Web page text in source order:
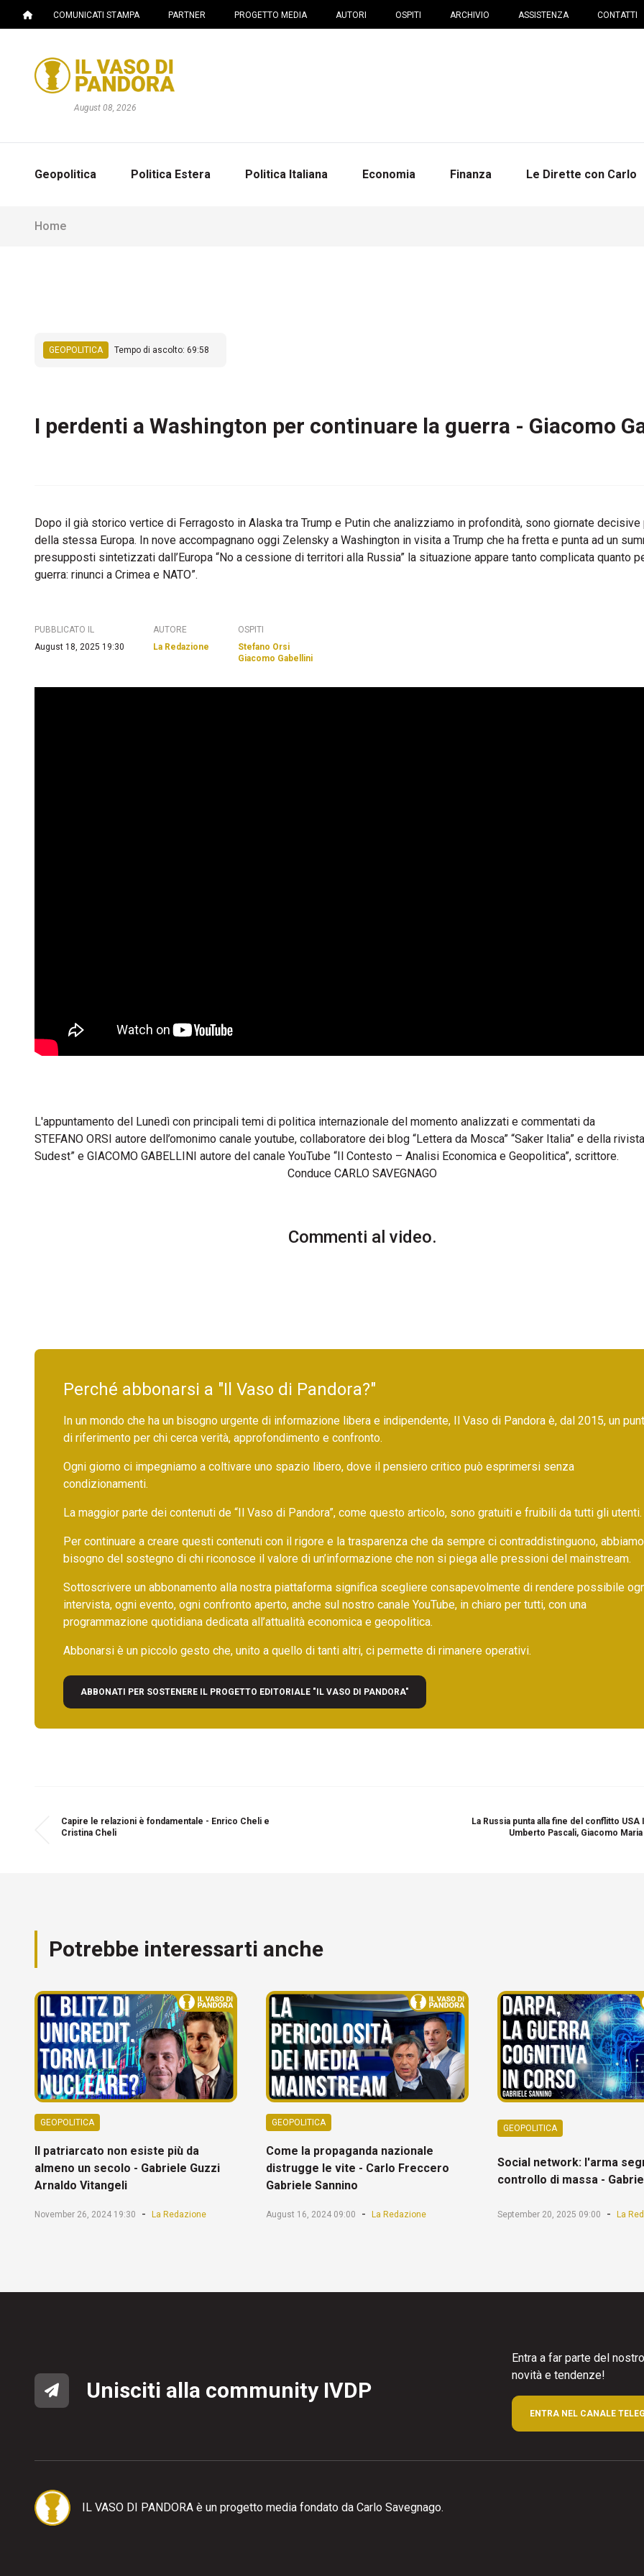
COMUNICATI STAMPA PARTNER PROGETTO MEDIA AUTORI OSPITI ARCHIVIO ASSISTENZA CONTATTI
August 08, 2026
Geopolitica Politica Estera Politica Italiana Economia Finanza Le Dirette con Carlo
Home
GEOPOLITICA Tempo di ascolto: 69:58
I perdenti a Washington per continuare la guerra - Giacomo
Dopo il già storico vertice di Ferragosto in Alaska tra Trump e Putin che analizziamo in profondità, sono giornate
della stessa Europa. In nove accompagnano oggi Zelensky a Washington in visita a Trump che ha fretta e punta ad un
presupposti sintetizzati dall’Europa “No a cessione di territori alla Russia” la situazione appare tanto complicata quanto
guerra: rinunci a Crimea e NATO”.
PUBBLICATO IL
August 18, 2025 19:30
AUTORE
La Redazione
OSPITI
Stefano Orsi
Giacomo Gabellini
L'appuntamento del Lunedì con principali temi di politica internazionale del momento analizzati e commentati da
STEFANO ORSI autore dell’omonimo canale youtube, collaboratore dei blog “Lettera da Mosca” “Saker Italia” e della
Sudest” e GIACOMO GABELLINI autore del canale YouTube “Il Contesto – Analisi Economica e Geopolitica”, scrittore.
Conduce CARLO SAVEGNAGO
Commenti al video.
Perché abbonarsi a "Il Vaso di Pandora?"
In un mondo che ha un bisogno urgente di informazione libera e indipendente, Il Vaso di Pandora è, dal 2015, un
di riferimento per chi cerca verità, approfondimento e confronto.
Ogni giorno ci impegniamo a coltivare uno spazio libero, dove il pensiero critico può esprimersi senza
condizionamenti.
La maggior parte dei contenuti de “Il Vaso di Pandora”, come questo articolo, sono gratuiti e fruibili da tutti gli utenti.
Per continuare a creare questi contenuti con il rigore e la trasparenza che da sempre ci contraddistinguono, abbiamo
bisogno del sostegno di chi riconosce il valore di un’informazione che non si piega alle pressioni del mainstream.
Sottoscrivere un abbonamento alla nostra piattaforma significa scegliere consapevolmente di rendere possibile
intervista, ogni evento, ogni confronto aperto, anche sul nostro canale YouTube, in chiaro per tutti, con una
programmazione quotidiana dedicata all’attualità economica e geopolitica.
Abbonarsi è un piccolo gesto che, unito a quello di tanti altri, ci permette di rimanere operativi.
ABBONATI PER SOSTENERE IL PROGETTO EDITORIALE "IL VASO DI PANDORA"
Capire le relazioni è fondamentale - Enrico Cheli e
Cristina Cheli
La Russia punta alla fine del conflitto USA
Umberto Pascali, Giacomo
Potrebbe interessarti anche
GEOPOLITICA
Il patriarcato non esiste più da
almeno un secolo - Gabriele Guzzi
Arnaldo Vitangeli
November 26, 2024 19:30 - La Redazione
GEOPOLITICA
Come la propaganda nazionale
distrugge le vite - Carlo Freccero
Gabriele Sannino
August 16, 2024 09:00 - La Redazione
GEOPOLITICA
Social network: l'arma
controllo di massa -
September 20, 2025 09:00 - La
Unisciti alla community IVDP
Entra a far parte del
novità e tendenze!
ENTRA NEL CANALE
IL VASO DI PANDORA è un progetto media fondato da Carlo Savegnago.